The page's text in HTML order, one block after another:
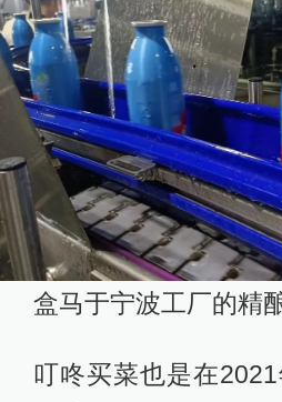
盒马于宁波工厂的精
叮咚买菜也是在